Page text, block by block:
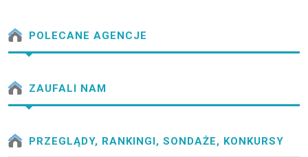
POLECANE AGENCJE
ZAUFALI NAM
PRZEGLĄDY, RANKINGI, SONDAŻE, KONKURSY